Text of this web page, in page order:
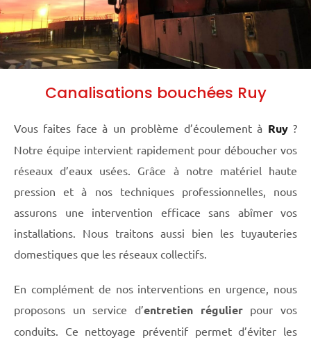
Canalisations bouchées Ruy
Vous faites face à un problème d’écoulement à Ruy ?
Notre équipe intervient rapidement pour déboucher vos
réseaux d’eaux usées. Grâce à notre matériel haute
pression et à nos techniques professionnelles, nous
assurons une intervention efficace sans abîmer vos
installations. Nous traitons aussi bien les tuyauteries
domestiques que les réseaux collectifs.
En complément de nos interventions en urgence, nous
proposons un service d’entretien régulierpour vos
conduits. Ce nettoyage préventif permet d’éviter les